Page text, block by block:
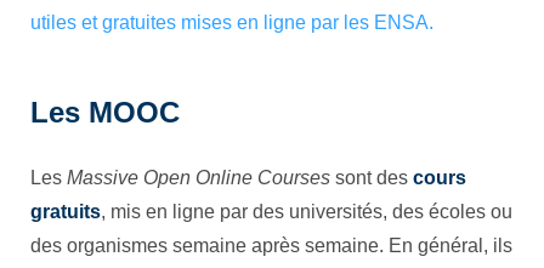
utiles et gratuites mises en ligne par les ENSA.
Les MOOC
Les Massive Open Online Courses sont des cours
gratuits, mis en ligne par des universités, des écoles ou
des organismes semaine après semaine. En général, ils